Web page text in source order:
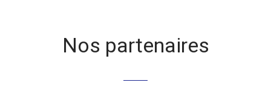
Nos partenaires